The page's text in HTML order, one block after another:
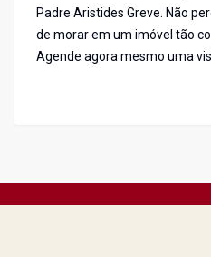
Padre Aristides Greve. Não
de morar em um imóvel tão
Agende agora mesmo uma